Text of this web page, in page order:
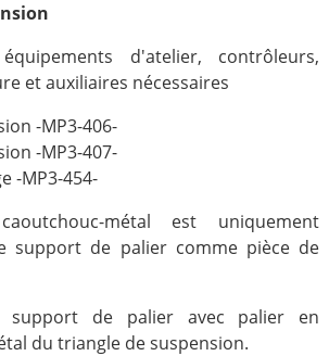
d'atelier, contrôleurs,
et auxiliaires nécessaires
-MP3-406-
-MP3-407-
-MP3-454-
métal est uniquement
support de palier comme pièce de
support de palier avec palier en
du triangle de suspension.